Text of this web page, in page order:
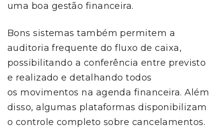
uma boa gestão financeira.
Bons sistemas também permitem a
auditoria frequente do fluxo de caixa,
possibilitando a conferência entre previsto
e realizado e detalhando todos
os movimentos na agenda financeira. Além
disso, algumas plataformas disponibilizam
o controle completo sobre cancelamentos.